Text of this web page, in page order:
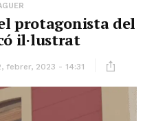
protagonista del
il·lustrat
febrer, 2023 - 14:31